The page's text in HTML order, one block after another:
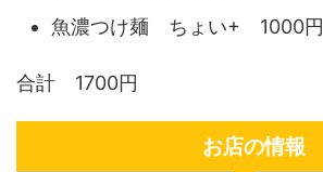
魚濃つけ麺 ちょい+ 1000円
合計 1700円
お店の情報